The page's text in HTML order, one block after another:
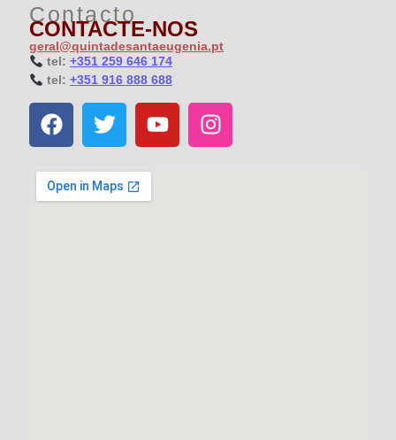
Contacto
CONTACTE-NOS
geral@quintadesantaeugenia.pt
tel: +351 259 646 174
tel: +351 916 888 688